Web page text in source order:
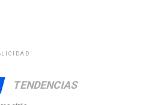
TENDENCIAS